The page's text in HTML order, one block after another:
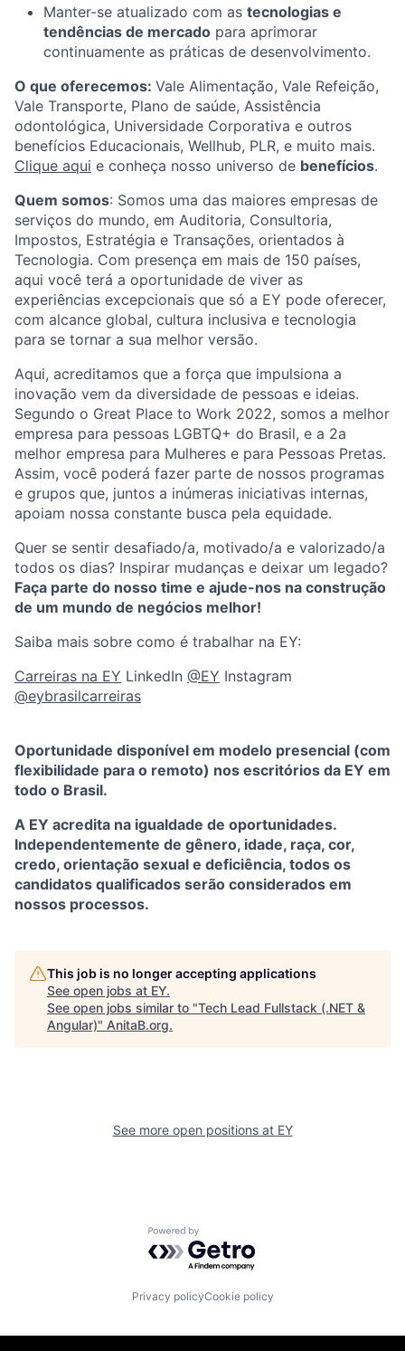
Manter-se atualizado com as tecnologias e
tendências de mercado para aprimorar
continuamente as práticas de desenvolvimento.
O que oferecemos: Vale Alimentação, Vale Refeição,
Vale Transporte, Plano de saúde, Assistência
odontológica, Universidade Corporativa e outros
benefícios Educacionais, Wellhub, PLR, e muito mais.
Clique aqui e conheça nosso universo de benefícios.
Quem somos: Somos uma das maiores empresas de
serviços do mundo, em Auditoria, Consultoria,
Impostos, Estratégia e Transações, orientados à
Tecnologia. Com presença em mais de 150 países,
aqui você terá a oportunidade de viver as
experiências excepcionais que só a EY pode oferecer,
com alcance global, cultura inclusiva e tecnologia
para se tornar a sua melhor versão.
Aqui, acreditamos que a força que impulsiona a
inovação vem da diversidade de pessoas e ideias.
Segundo o Great Place to Work 2022, somos a melhor
empresa para pessoas LGBTQ+ do Brasil, e a 2a
melhor empresa para Mulheres e para Pessoas Pretas.
Assim, você poderá fazer parte de nossos programas
e grupos que, juntos a inúmeras iniciativas internas,
apoiam nossa constante busca pela equidade.
Quer se sentir desafiado/a, motivado/a e valorizado/a
todos os dias? Inspirar mudanças e deixar um legado?
Faça parte do nosso time e ajude-nos na construção
de um mundo de negócios melhor!
Saiba mais sobre como é trabalhar na EY:
Carreiras na EY LinkedIn @EY Instagram
@eybrasilcarreiras
Oportunidade disponível em modelo presencial (com
flexibilidade para o remoto) nos escritórios da EY em
todo o Brasil.
A EY acredita na igualdade de oportunidades.
Independentemente de gênero, idade, raça, cor,
credo, orientação sexual e deficiência, todos os
candidatos qualificados serão considerados em
nossos processos.
This job is no longer accepting applications
See open jobs at EY.
See open jobs similar to "Tech Lead Fullstack (.NET &
Angular)" AnitaB.org.
See more open positions at EY
Powered by Getro.com
Privacy policyCookie policy